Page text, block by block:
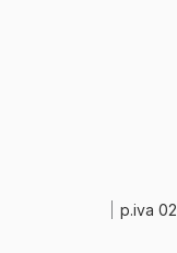
p.iva